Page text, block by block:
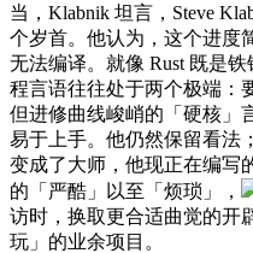
当，Klabnik 坦言，Steve
个岁首。他认为，这个进度
无法编译。就像 Rust 既是
程言语往往处于两个极端：
但进修曲线峻峭的「硬核」
易于上手。他仍然保留看法
变成了大师，他现正在编写
的「严酷」以至「烦琐」，
访时，换取更合适曲觉的开
玩」的业余项目。